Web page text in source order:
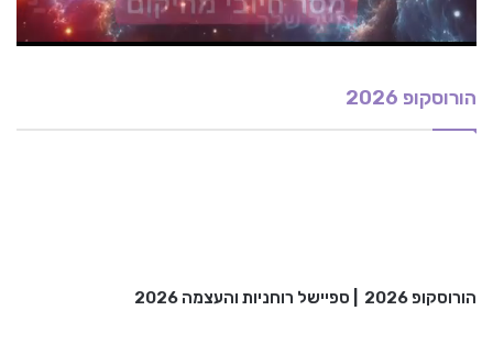
הורוסקופ 2026
הורוסקופ 2026 ספיישל רוחניות והעצמה 2026